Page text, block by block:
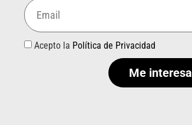
Acepto la Política de Privacidad
Me interesa